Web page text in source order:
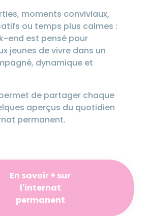
moments conviviaux,
ou temps plus calmes :
end est pensé pour
jeunes de vivre dans un
dynamique et
de partager chaque
aperçus du quotidien
permanent.
En savoir + sur
l'internat
permanent